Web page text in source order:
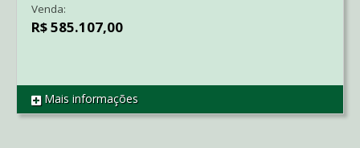
REF SO01522
Venda:
R$ 585.107,00
Mais informações